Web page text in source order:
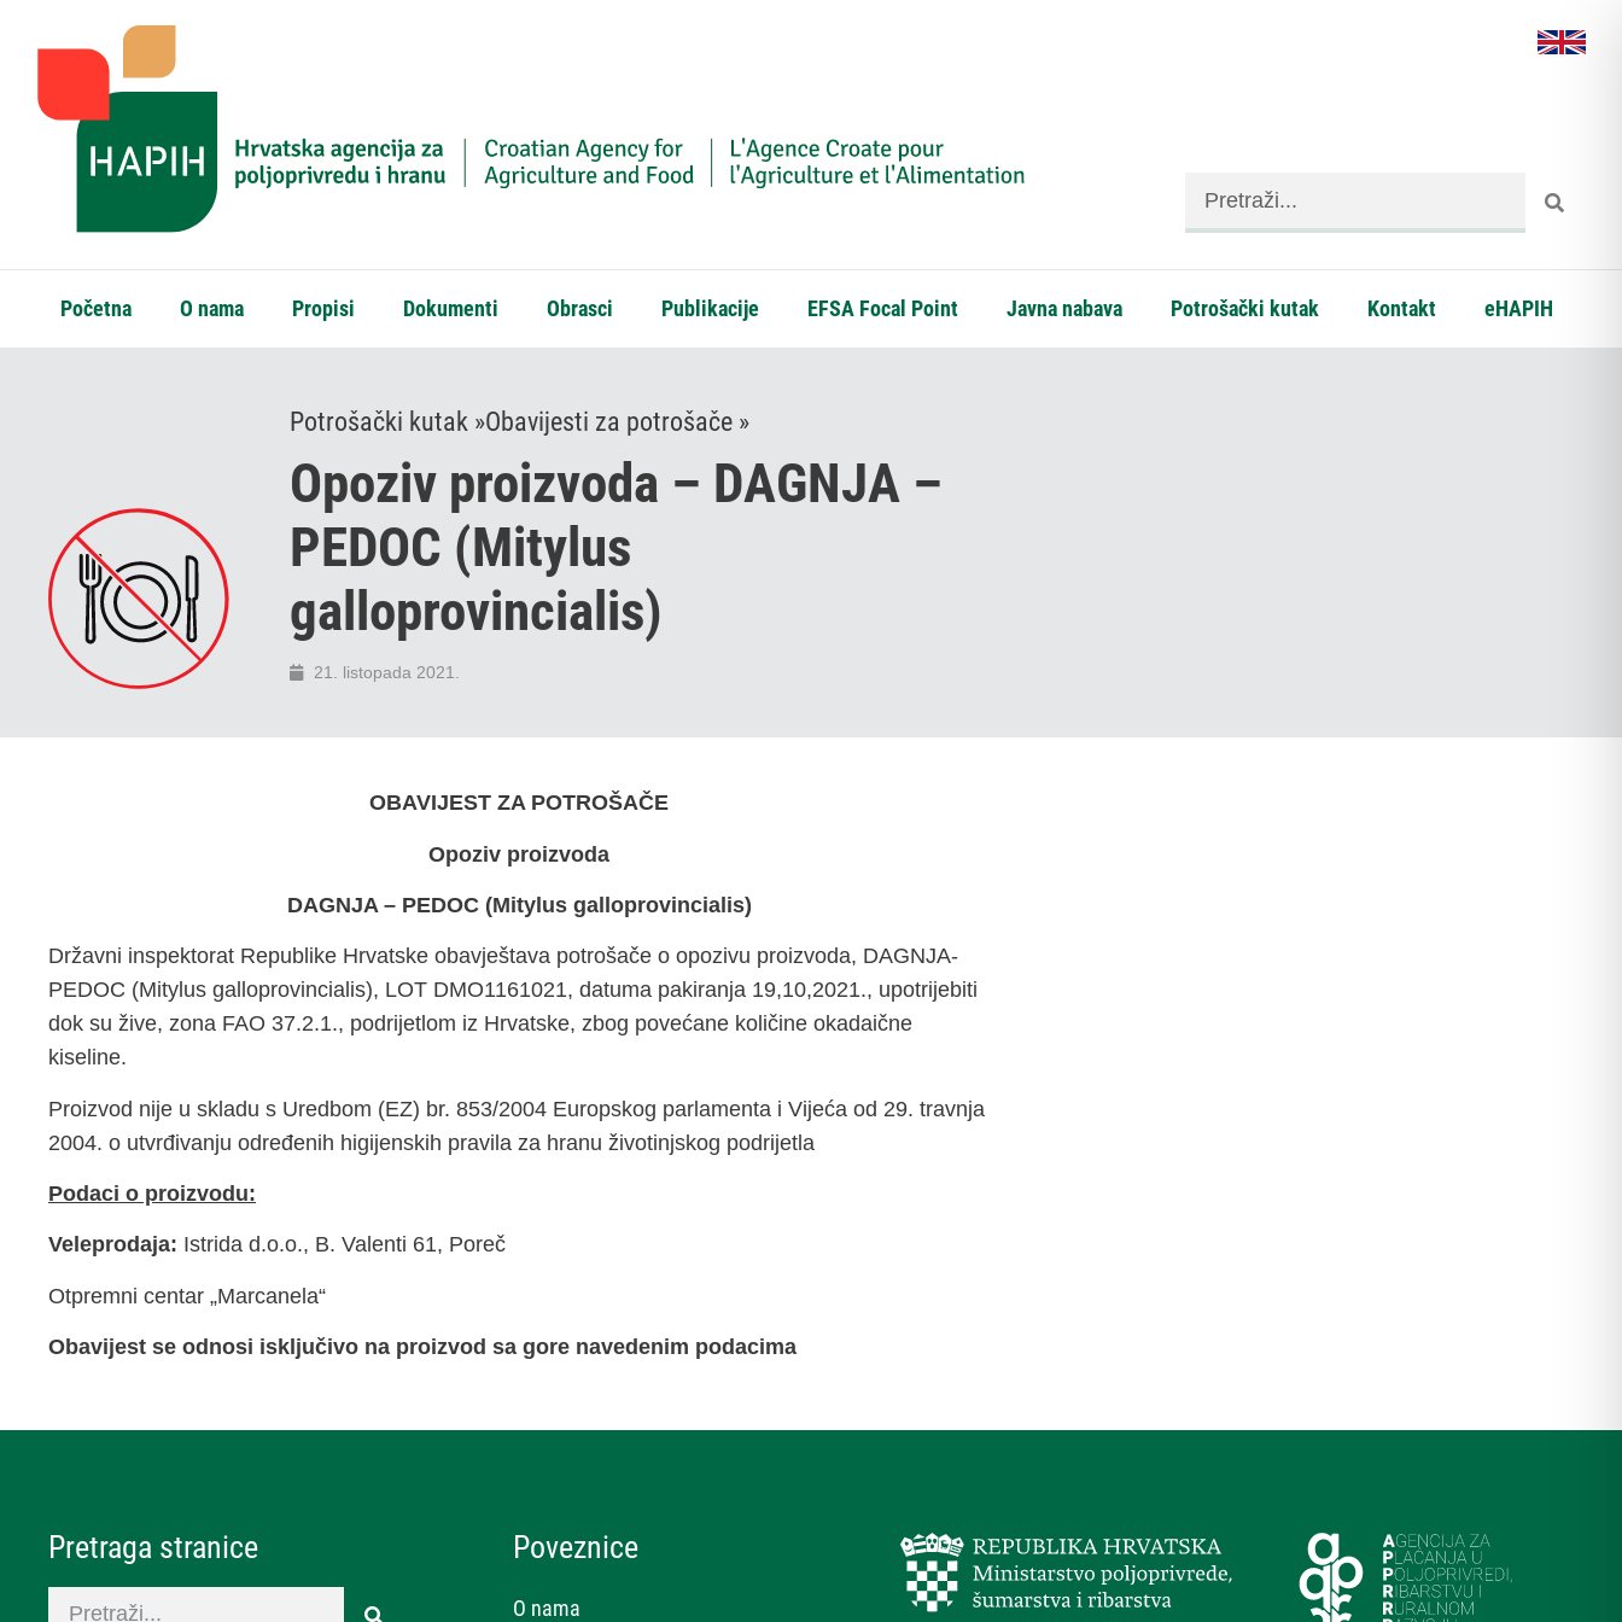
Početna O nama Propisi Dokumenti Obrasci Publikacije EFSA Focal Point Javna nabava Potrošački kutak Kontakt eHAPIH
Potrošački kutak »Obavijesti za potrošače »
Opoziv proizvoda – DAGNJA –
PEDOC (Mitylus
galloprovincialis)
21. listopada 2021.
OBAVIJEST ZA POTROŠAČE
Opoziv proizvoda
DAGNJA – PEDOC (Mitylus galloprovincialis)
Državni inspektorat Republike Hrvatske obavještava potrošače o opozivu proizvoda, DAGNJA-
PEDOC (Mitylus galloprovincialis), LOT DMO1161021, datuma pakiranja 19,10,2021., upotrijebiti
dok su žive, zona FAO 37.2.1., podrijetlom iz Hrvatske, zbog povećane količine okadaične
kiseline.
Proizvod nije u skladu s Uredbom (EZ) br. 853/2004 Europskog parlamenta i Vijeća od 29. travnja
2004. o utvrđivanju određenih higijenskih pravila za hranu životinjskog podrijetla
Podaci o proizvodu:
Veleprodaja: Istrida d.o.o., B. Valenti 61, Poreč
Otpremni centar „Marcanela“
Obavijest se odnosi isključivo na proizvod sa gore navedenim podacima
Pretraga stranice Poveznice
O nama